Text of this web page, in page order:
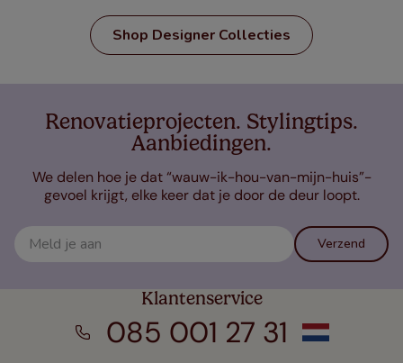
Shop Designer Collecties
Renovatieprojecten. Stylingtips.
Aanbiedingen.
We delen hoe je dat “wauw-ik-hou-van-mijn-huis”-
gevoel krijgt, elke keer dat je door de deur loopt.
Verzend
Klantenservice
085 001 27 31